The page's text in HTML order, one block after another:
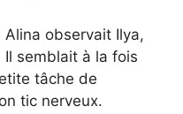
Alina observait Ilya,
semblait à la fois
tâche de
tic nerveux.